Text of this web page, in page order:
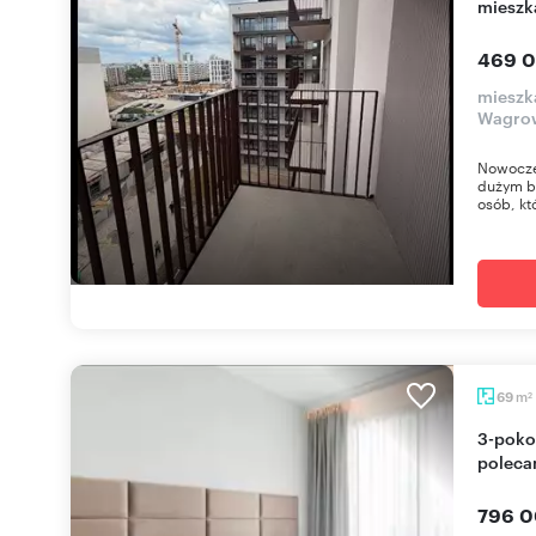
469
dużym
osób,
69 m2
3-pokojowe mieszkanie 69 m² z dużą loggią -
796